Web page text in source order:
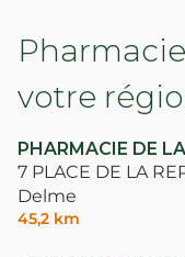
votre
PHARMACIE DE
7 PLACE DE LA
Delme
45,2 km